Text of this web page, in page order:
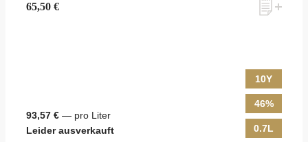
65,50 €
93,57 € — pro Liter
Leider ausverkauft
10Y
46%
0.7L